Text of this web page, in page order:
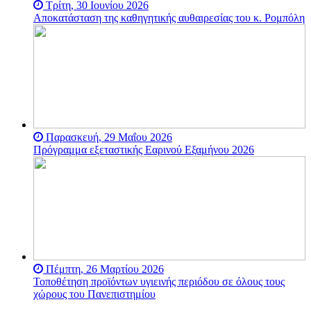
απευθείας διορισμούς
Πρυτάνεων - όπως με τον
διορισμό του
Το ακαδημαϊκό
προπύργιο υπεράσπισης
της δημοκρατίας και της
ελευθερίας απευθύνει
κάλεσμα σε όλους τους
δημόσιων πανεπιστημίων.
Η Ακαδημία είναι μόνιμα
περικυκλωμένη από τις
αστυνομικές δυνάμεις
Τρίτη, 30 Ιουνίου 2026
Αποκατάσταση της καθηγητικής αυθαιρεσίας του κ. Ρομπόλη
Παρασκευή, 29 Μαΐου 2026
Πρόγραμμα εξεταστικής Εαρινού Εξαμήνου 2026
Πέμπτη, 26 Μαρτίου 2026
Τοποθέτηση προϊόντων υγιεινής περιόδου σε όλους τους
χώρους του Πανεπιστημίου